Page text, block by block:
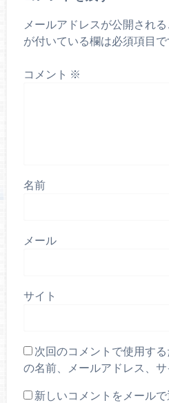
メールアドレスが公開される
が付いている欄は必須項目で
コメント ※
名前
メール
サイト
次回のコメントで使用す
の名前、メールアドレス、サ
新しいコメントをメールで